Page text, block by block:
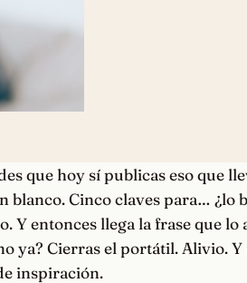
que hoy sí publicas eso que
blanco. Cinco claves para… ¿lo
Y entonces llega la frase que
ya? Cierras el portátil. Alivio.
inspiración.